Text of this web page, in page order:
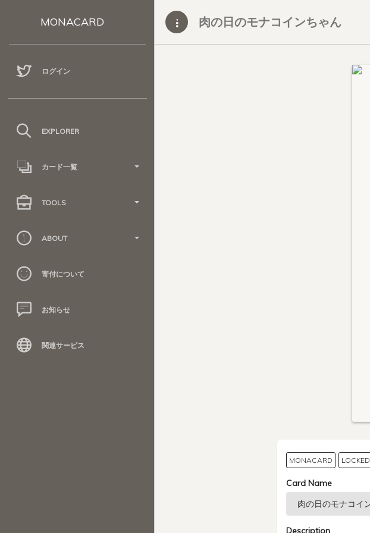
MONACARD
ログイン
EXPLORER
カード一覧
TOOLS
ABOUT
寄付について
お知らせ
関連サービス
肉の日のモナコインちゃん
MONACARD LOCKED
Card Name
Description